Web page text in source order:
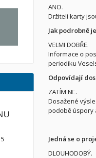
ANO.
Držiteli karty
Jak podrobně
VELMI DOBŘE.
Informace o
periodiku
Odpovídají
ZATÍM NE.
Dosažené
podobě úspory
Jedná se o
DLOUHODOBÝ.